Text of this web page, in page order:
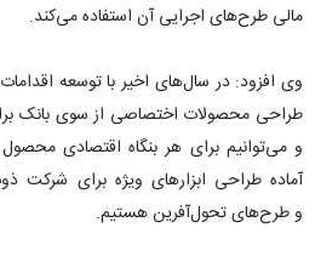
مالی طرح‌های اجرایی آن استفاده می‌کند.
وی افزود: در سال‌های اخیر با توسعه
طراحی محصولات اختصاصی از سوی بانک
و می‌توانیم برای هر بنگاه اقتصادی محصول
آماده طراحی ابزارهای ویژه برای شرکت
و طرح‌های تحول‌آفرین هستیم.